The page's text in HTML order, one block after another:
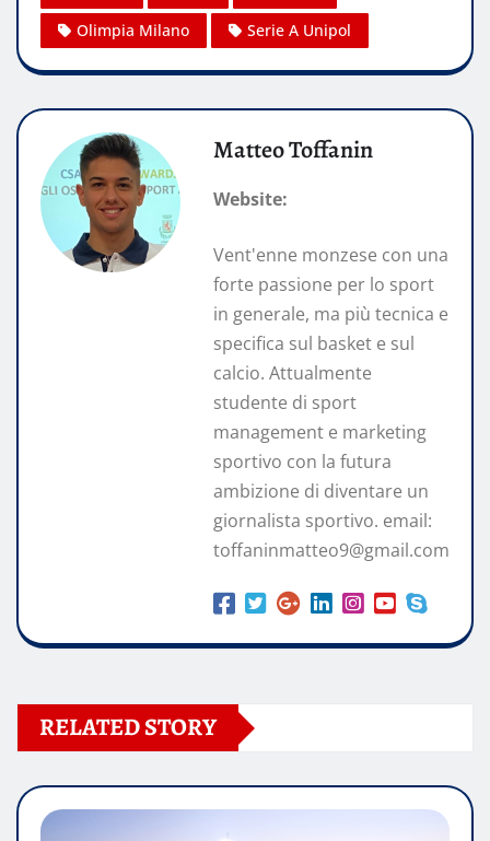
Olimpia Milano
Serie A Unipol
Matteo Toffanin
Website:
Vent'enne monzese con una
forte passione per lo sport
in generale, ma più tecnica e
specifica sul basket e sul
calcio. Attualmente
studente di sport
management e marketing
sportivo con la futura
ambizione di diventare un
giornalista sportivo. email:
toffaninmatteo9@gmail.com
RELATED STORY